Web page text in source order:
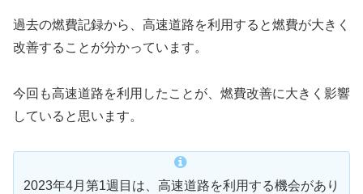
過去の燃費記録から、高速道路を利用すると燃費が大きく
改善することが分かっています。
今回も高速道路を利用したことが、燃費改善に大きく影響
していると思います。
2023年4月第1週目は、高速道路を利用する機会があり